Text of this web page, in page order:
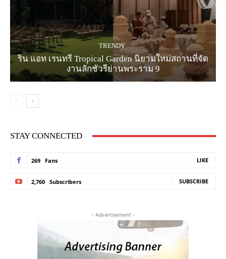
TRENDY
ริน แอท เรนทรี Tropical Garden นิยามใหม่สถานที่จัด
งานลักชัวรีย่านพระราม 9
STAY CONNECTED
269 Fans LIKE
2,760 Subscribers SUBSCRIBE
- Advertisement -